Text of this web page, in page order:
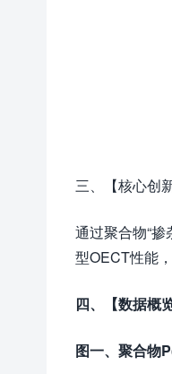
三、【核心创
通过聚合物“
型OECT性能
四、【数据概
图一、聚合物